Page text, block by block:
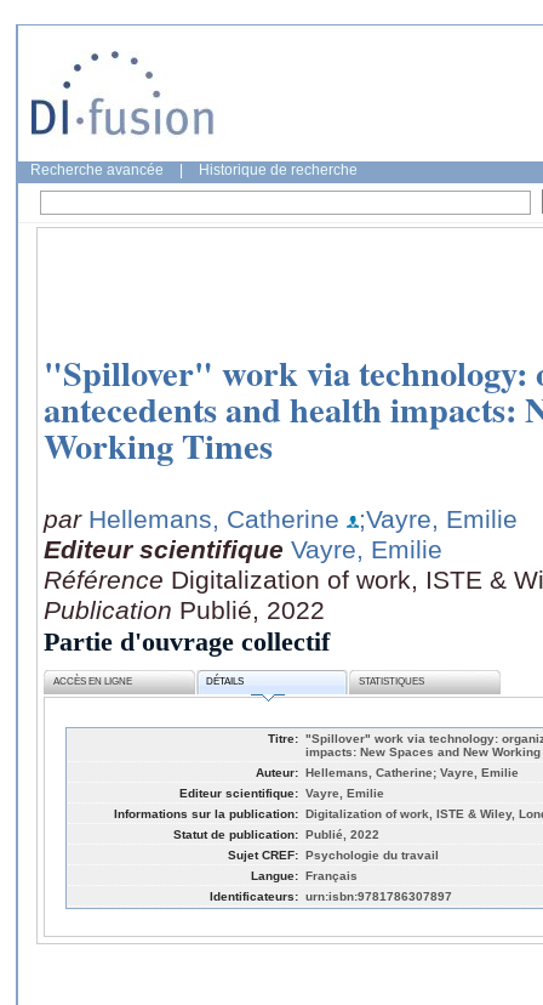
Recherche avancée Historique de recherche
"Spillover" work via technology:
antecedents and health impacts:
Working Times
par Hellemans, Catherine
;Vayre, Emilie
Editeur scientifique Vayre, Emilie
Référence Digitalization of work, ISTE &
Publication Publié, 2022
Partie d'ouvrage collectif
ACCÈS EN LIGNE DÉTAILS STATISTIQUES
Titre: "Spillover" work via technology:
impacts: New Spaces and New
Auteur: Hellemans, Catherine; Vayre, Emilie
Editeur scientifique: Vayre, Emilie
Informations sur la publication: Digitalization of work, ISTE & Wiley,
Statut de publication: Publié, 2022
Sujet CREF: Psychologie du travail
Langue: Français
Identificateurs: urn:isbn:9781786307897